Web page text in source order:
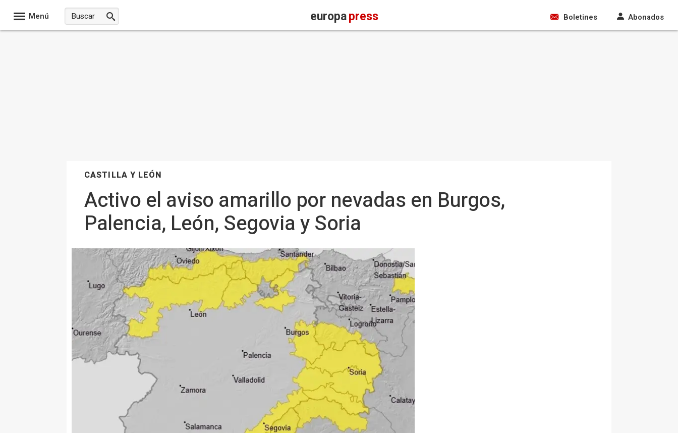
Menú europapress Boletines Abonados
CASTILLA Y LEÓN
Activo el aviso amarillo por nevadas en Burgos,
Palencia, León, Segovia y Soria